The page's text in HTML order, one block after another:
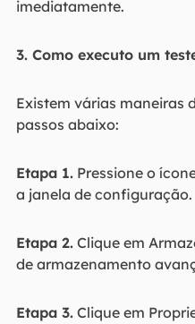
imediatamente.
3. Como executo um
Existem várias maneiras
passos abaixo:
Etapa 1.Pressione o
a janela de configuração.
Etapa 2.Clique em
de armazenamento
Etapa 3.Clique em